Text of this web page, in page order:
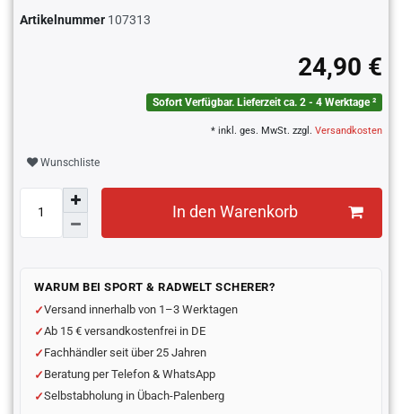
Artikelnummer 107313
24,90 €
Sofort Verfügbar. Lieferzeit ca. 2 - 4 Werktage ²
* inkl. ges. MwSt. zzgl. Versandkosten
Wunschliste
In den Warenkorb
WARUM BEI SPORT & RADWELT SCHERER?
Versand innerhalb von 1–3 Werktagen
Ab 15 € versandkostenfrei in DE
Fachhändler seit über 25 Jahren
Beratung per Telefon & WhatsApp
Selbstabholung in Übach-Palenberg